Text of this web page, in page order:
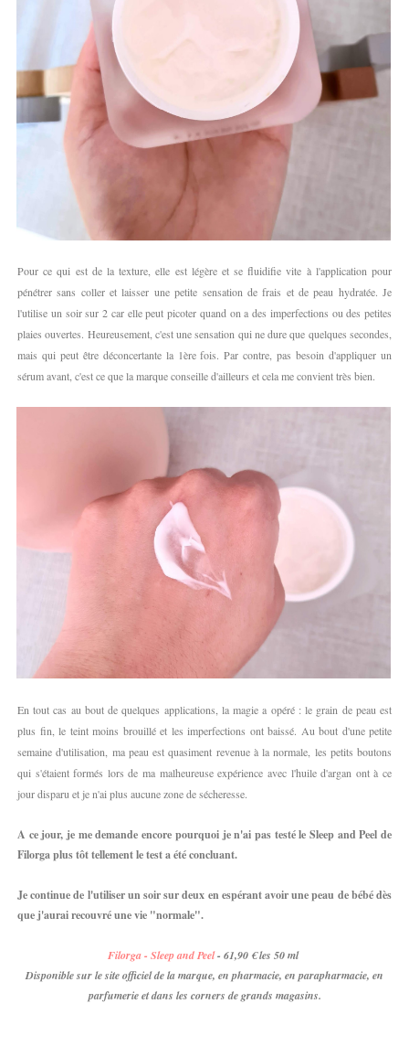
Pour ce qui est de la texture, elle est légère et se fluidifie vite à l'application pour
pénétrer sans coller et laisser une petite sensation de frais et de peau hydratée. Je
l'utilise un soir sur 2 car elle peut picoter quand on a des imperfections ou des petites
plaies ouvertes. Heureusement, c'est une sensation qui ne dure que quelques secondes,
mais qui peut être déconcertante la 1ère fois. Par contre, pas besoin d'appliquer un
sérum avant, c'est ce que la marque conseille d'ailleurs et cela me convient très bien.
En tout cas au bout de quelques applications, la magie a opéré : le grain de peau est
plus fin, le teint moins brouillé et les imperfections ont baissé. Au bout d'une petite
semaine d'utilisation, ma peau est quasiment revenue à la normale, les petits boutons
qui s'étaient formés lors de ma malheureuse expérience avec l'huile d'argan ont à ce
jour disparu et je n'ai plus aucune zone de sécheresse.
A ce jour, je me demande encore pourquoi je n'ai pas testé le Sleep and Peel de
Filorga plus tôt tellement le test a été concluant.
Je continue de l'utiliser un soir sur deux en espérant avoir une peau de bébé dès
que j'aurai recouvré une vie "normale".
Filorga - Sleep and Peel- 61,90 € les 50 ml
Disponible sur le site officiel de la marque, en pharmacie, en parapharmacie, en
parfumerie et dans les corners de grands magasins.